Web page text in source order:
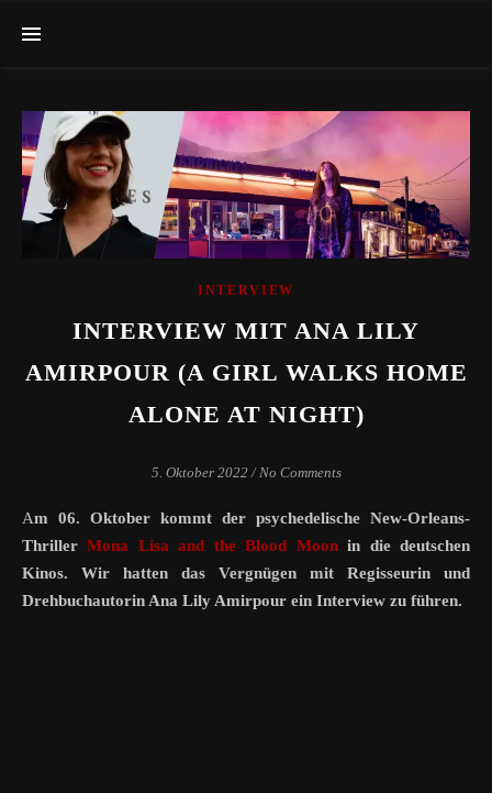
INTERVIEW
INTERVIEW MIT ANA LILY
AMIRPOUR (A GIRL WALKS HOME
ALONE AT NIGHT)
5. Oktober 2022 / No Comments
Am 06. Oktober kommt der psychedelische New-Orleans-
ThrillerMona Lisa and the Blood Moonin die deutschen
Kinos. Wir hatten das Vergnügen mit Regisseurin und
Drehbuchautorin Ana Lily Amirpour ein Interview zu führen.